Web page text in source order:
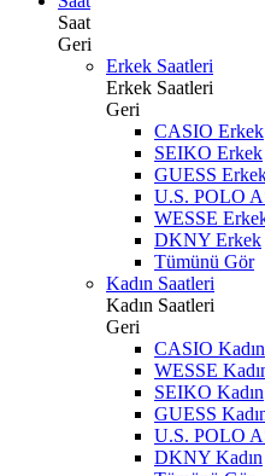
Saat
Geri
Erkek Saatleri
Erkek Saatleri
Geri
CASIO Erkek
SEIKO Erkek
GUESS
U.S. POLO
WESSE
DKNY Erkek
Tümünü Gör
Kadın Saatleri
Kadın Saatleri
Geri
CASIO Kadın
WESSE
SEIKO Kadın
GUESS
U.S. POLO
DKNY Kadın